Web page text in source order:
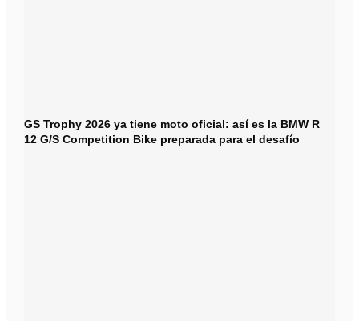
GS Trophy 2026 ya tiene moto oficial: así es la BMW R
12 G/S Competition Bike preparada para el desafío